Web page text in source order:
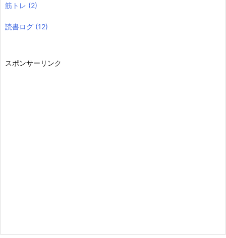
筋トレ (2)
読書ログ (12)
スポンサーリンク